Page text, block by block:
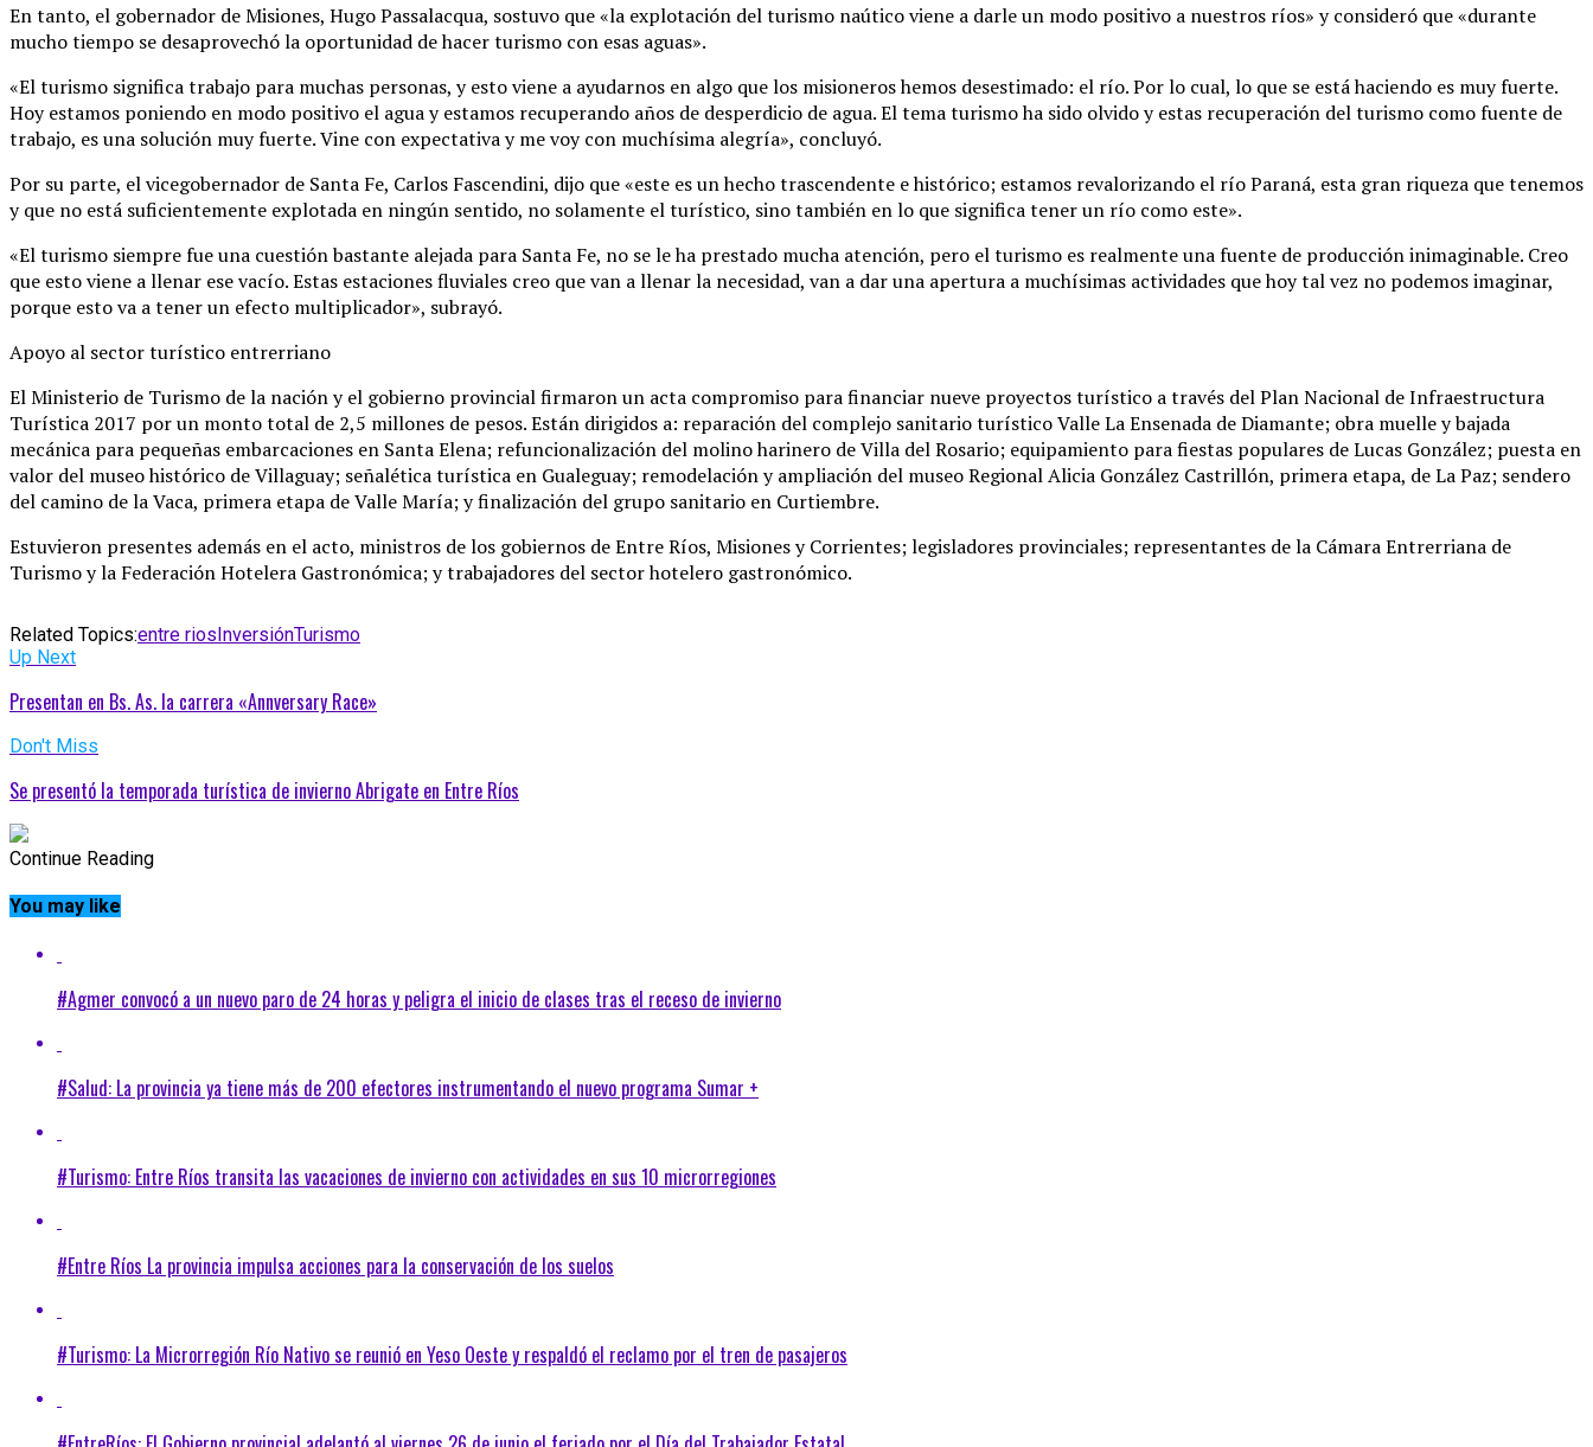
En tanto, el gobernador de Misiones, Hugo Passalacqua, sostuvo que «la explotación del turismo naútico viene a darle un modo positivo a nuestros ríos» y consideró que «durante
mucho tiempo se desaprovechó la oportunidad de hacer turismo con esas aguas».
«El turismo significa trabajo para muchas personas, y esto viene a ayudarnos en algo que los misioneros hemos desestimado: el río. Por lo cual, lo que se está haciendo es muy fuerte.
Hoy estamos poniendo en modo positivo el agua y estamos recuperando años de desperdicio de agua. El tema turismo ha sido olvido y estas recuperación del turismo como fuente de
trabajo, es una solución muy fuerte. Vine con expectativa y me voy con muchísima alegría», concluyó.
Por su parte, el vicegobernador de Santa Fe, Carlos Fascendini, dijo que «este es un hecho trascendente e histórico; estamos revalorizando el río Paraná, esta gran riqueza que tenemos
y que no está suficientemente explotada en ningún sentido, no solamente el turístico, sino también en lo que significa tener un río como este».
«El turismo siempre fue una cuestión bastante alejada para Santa Fe, no se le ha prestado mucha atención, pero el turismo es realmente una fuente de producción inimaginable. Creo
que esto viene a llenar ese vacío. Estas estaciones fluviales creo que van a llenar la necesidad, van a dar una apertura a muchísimas actividades que hoy tal vez no podemos imaginar,
porque esto va a tener un efecto multiplicador», subrayó.
Apoyo al sector turístico entrerriano
El Ministerio de Turismo de la nación y el gobierno provincial firmaron un acta compromiso para financiar nueve proyectos turístico a través del Plan Nacional de Infraestructura
Turística 2017 por un monto total de 2,5 millones de pesos. Están dirigidos a: reparación del complejo sanitario turístico Valle La Ensenada de Diamante; obra muelle y bajada
mecánica para pequeñas embarcaciones en Santa Elena; refuncionalización del molino harinero de Villa del Rosario; equipamiento para fiestas populares de Lucas González; puesta en
valor del museo histórico de Villaguay; señalética turística en Gualeguay; remodelación y ampliación del museo Regional Alicia González Castrillón, primera etapa, de La Paz; sendero
del camino de la Vaca, primera etapa de Valle María; y finalización del grupo sanitario en Curtiembre.
Estuvieron presentes además en el acto, ministros de los gobiernos de Entre Ríos, Misiones y Corrientes; legisladores provinciales; representantes de la Cámara Entrerriana de
Turismo y la Federación Hotelera Gastronómica; y trabajadores del sector hotelero gastronómico.
Related Topics:entre riosInversiónTurismo
Up Next
Presentan en Bs. As. la carrera «Annversary Race»
Don't Miss
Se presentó la temporada turística de invierno Abrigate en Entre Ríos
Continue Reading
You may like
#Agmer convocó a un nuevo paro de 24 horas y peligra el inicio de clases tras el receso de invierno
#Salud: La provincia ya tiene más de 200 efectores instrumentando el nuevo programa Sumar +
#Turismo: Entre Ríos transita las vacaciones de invierno con actividades en sus 10 microrregiones
#Entre Ríos La provincia impulsa acciones para la conservación de los suelos
#Turismo: La Microrregión Río Nativo se reunió en Yeso Oeste y respaldó el reclamo por el tren de pasajeros